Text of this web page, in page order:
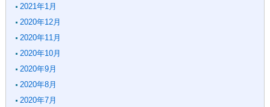
2021年1月
2020年12月
2020年11月
2020年10月
2020年9月
2020年8月
2020年7月